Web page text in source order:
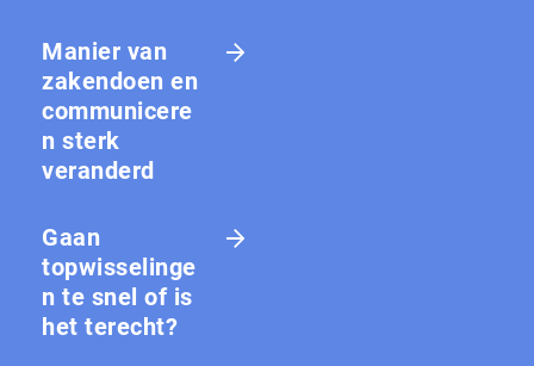
Manier van
zakendoen en
communicere
n sterk
veranderd
Gaan
topwisselinge
n te snel of is
het terecht?